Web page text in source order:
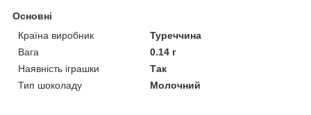
Основні
Країна виробник
Туреччина
Вага
0.14 г
Наявність іграшки
Так
Тип шоколаду
Молочний